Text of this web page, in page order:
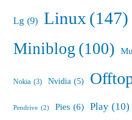
Lg (9) Linux(147)
Miniblog (100)
Nokia (3) Nvidia (5)
Pendrive (2) Pies (6) Play (10)